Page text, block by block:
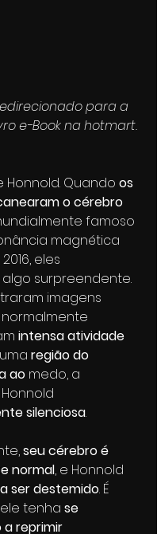
para a
e-Book na hotmart.
Honnold. Quando os
o cérebro
famoso
magnética
eles
surpreendente.
imagens
intensa atividade
região do
ao medo, a
silenciosa.
seu cérebro é
normal, e Honnold
ser destemido. É
tenha se
reprimir